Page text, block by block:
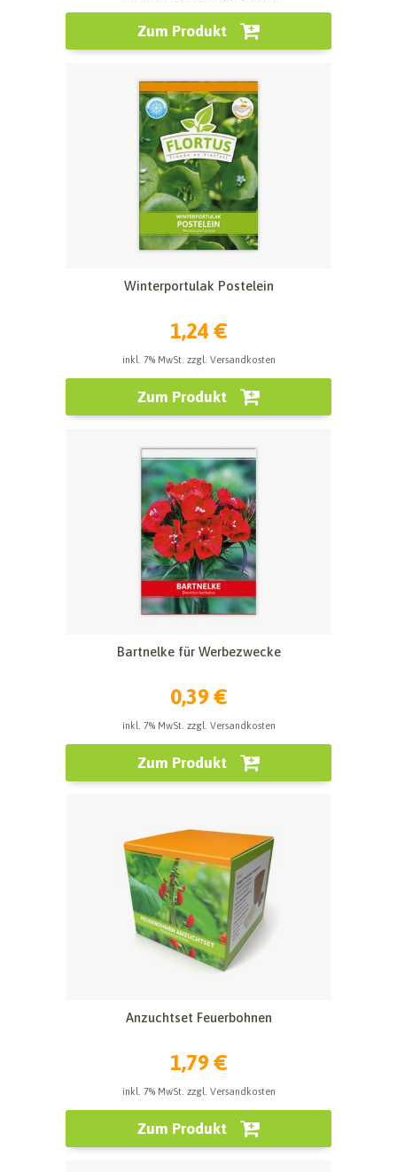
Zum Produkt
Winterportulak Postelein
1,24 €
inkl. 7% MwSt. zzgl. Versandkosten
Zum Produkt
Bartnelke für Werbezwecke
0,39 €
inkl. 7% MwSt. zzgl. Versandkosten
Zum Produkt
Anzuchtset Feuerbohnen
1,79 €
inkl. 7% MwSt. zzgl. Versandkosten
Zum Produkt